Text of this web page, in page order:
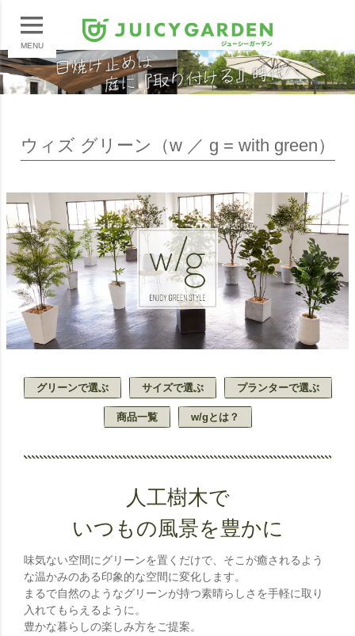
MENU
ウィズ グリーン（w ／ g = with green）
グリーンで選ぶ サイズで選ぶ プランターで選ぶ
商品一覧 w/gとは？
人工樹木で
いつもの風景を豊かに
味気ない空間にグリーンを置くだけで、そこが癒されるよう
な温かみのある印象的な空間に変化します。
まるで自然のようなグリーンが持つ素晴らしさを手軽に取り
入れてもらえるように。
豊かな暮らしの楽しみ方をご提案。